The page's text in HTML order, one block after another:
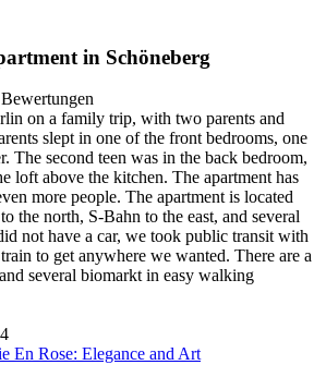
in Schöneberg
on a family trip, with two parents and
slept in one of the front bedrooms, one
The second teen was in the back bedroom,
loft above the kitchen. The apartment has
more people. The apartment is located
the north, S-Bahn to the east, and several
not have a car, we took public transit with
to get anywhere we wanted. There are a
several biomarkt in easy walking
En Rose: Elegance and Art